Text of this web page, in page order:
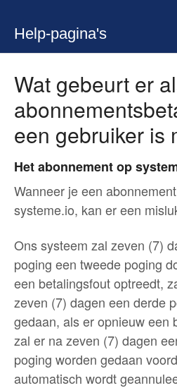
Help-pagina's
Wat gebeurt er
een gebruiker is
Het abonnement op
Wanneer je een
systeme.io, kan er een
Ons systeem zal zeven (7)
poging een tweede poging
een betalingsfout optreedt,
zeven (7) dagen een derde
gedaan, als er opnieuw een
zal er na zeven (7) dagen
poging worden gedaan
automatisch wordt